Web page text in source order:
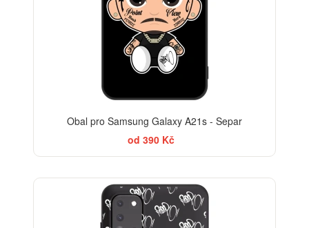
Obal pro Samsung Galaxy A21s - Separ
od 390 Kč